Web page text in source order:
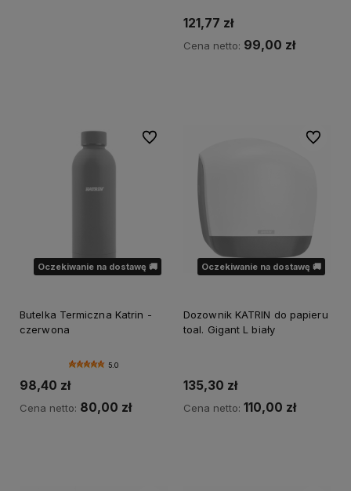
121,77 zł
Cena netto: 99,00 zł
Oczekiwanie na dostawę 🚚
Butelka Termiczna Katrin -
czerwona
5.0
98,40 zł
Cena netto: 80,00 zł
Do ulubionych
Oczekiwanie na dostawę 🚚
Dozownik KATRIN do papieru
toal. Gigant L biały
135,30 zł
Cena netto: 110,00 zł
Do